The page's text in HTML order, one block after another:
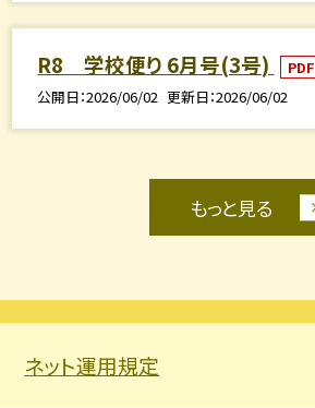
R8 学校便り 6月号(3号) PDF
公開日 2026/06/02 更新日 2026/06/02
もっと見る
ネット運用規定